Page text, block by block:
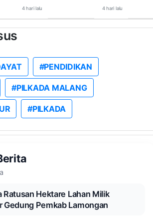
4 hari lalu 4 hari lalu
#PENDIDIKAN
#PILKADA MALANG
#PILKADA
Ratusan Hektare Lahan Milik
Gedung Pemkab Lamongan